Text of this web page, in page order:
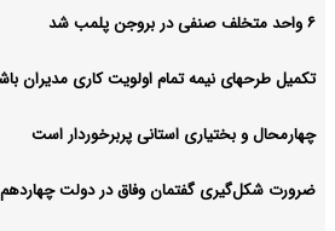
۶ واحد متخلف صنفی در بروجن پلمب شد
تکمیل طرحهای نیمه تمام اولویت کاری مدیران
چهارمحال و بختیاری استانی پربرخوردار است
ضرورت شکل‌گیری گفتمان وفاق در دولت چهاردهم